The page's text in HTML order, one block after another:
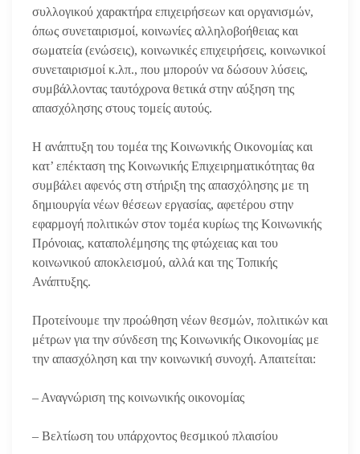
συλλογικού χαρακτήρα επιχειρήσεων και οργανισμών,
όπως συνεταιρισμοί, κοινωνίες αλληλοβοήθειας και
σωματεία (ενώσεις), κοινωνικές επιχειρήσεις, κοινωνικοί
συνεταιρισμοί κ.λπ., που μπορούν να δώσουν λύσεις,
συμβάλλοντας ταυτόχρονα θετικά στην αύξηση της
απασχόλησης στους τομείς αυτούς.
Η ανάπτυξη του τομέα της Κοινωνικής Οικονομίας και
κατ’ επέκταση της Κοινωνικής Επιχειρηματικότητας θα
συμβάλει αφενός στη στήριξη της απασχόλησης με τη
δημιουργία νέων θέσεων εργασίας, αφετέρου στην
εφαρμογή πολιτικών στον τομέα κυρίως της Κοινωνικής
Πρόνοιας, καταπολέμησης της φτώχειας και του
κοινωνικού αποκλεισμού, αλλά και της Τοπικής
Ανάπτυξης.
Προτείνουμε την προώθηση νέων θεσμών, πολιτικών και
μέτρων για την σύνδεση της Κοινωνικής Οικονομίας με
την απασχόληση και την κοινωνική συνοχή. Απαιτείται:
– Αναγνώριση της κοινωνικής οικονομίας
– Βελτίωση του υπάρχοντος θεσμικού πλαισίου